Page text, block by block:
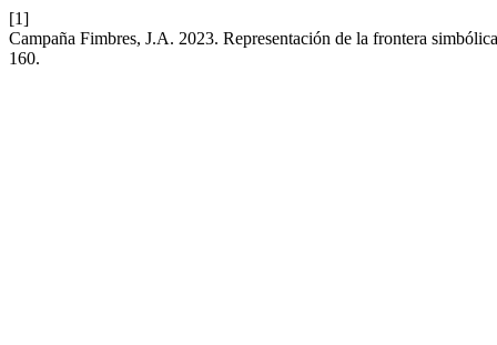
[1]
Campaña Fimbres, J.A. 2023. Representación de la frontera
160.